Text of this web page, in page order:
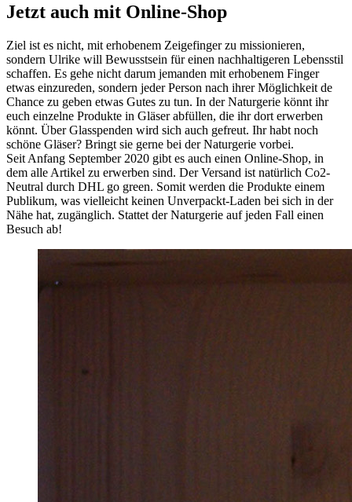
Jetzt auch mit Online-Shop
Ziel ist es nicht, mit erhobenem Zeigefinger zu missionieren,
sondern Ulrike will Bewusstsein für einen nachhaltigeren Lebensstil
schaffen. Es gehe nicht darum jemanden mit erhobenem Finger
etwas einzureden, sondern jeder Person nach ihrer Möglichkeit de
Chance zu geben etwas Gutes zu tun. In der Naturgerie könnt ihr
euch einzelne Produkte in Gläser abfüllen, die ihr dort erwerben
könnt. Über Glasspenden wird sich auch gefreut. Ihr habt noch
schöne Gläser? Bringt sie gerne bei der Naturgerie vorbei.
Seit Anfang September 2020 gibt es auch einen Online-Shop, in
dem alle Artikel zu erwerben sind. Der Versand ist natürlich Co2-
Neutral durch DHL go green. Somit werden die Produkte einem
Publikum, was vielleicht keinen Unverpackt-Laden bei sich in der
Nähe hat, zugänglich. Stattet der Naturgerie auf jeden Fall einen
Besuch ab!